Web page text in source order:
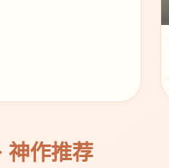
神作推荐